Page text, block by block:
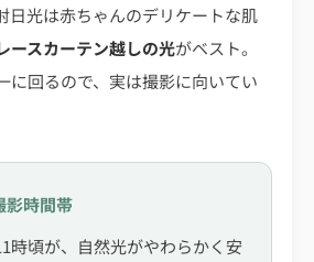
日光は赤ちゃんのデリケートな肌
ースカーテン越しの光がベスト。
に回るので、実は撮影に向いてい
影時間帯
時頃が、自然光がやわらかく安